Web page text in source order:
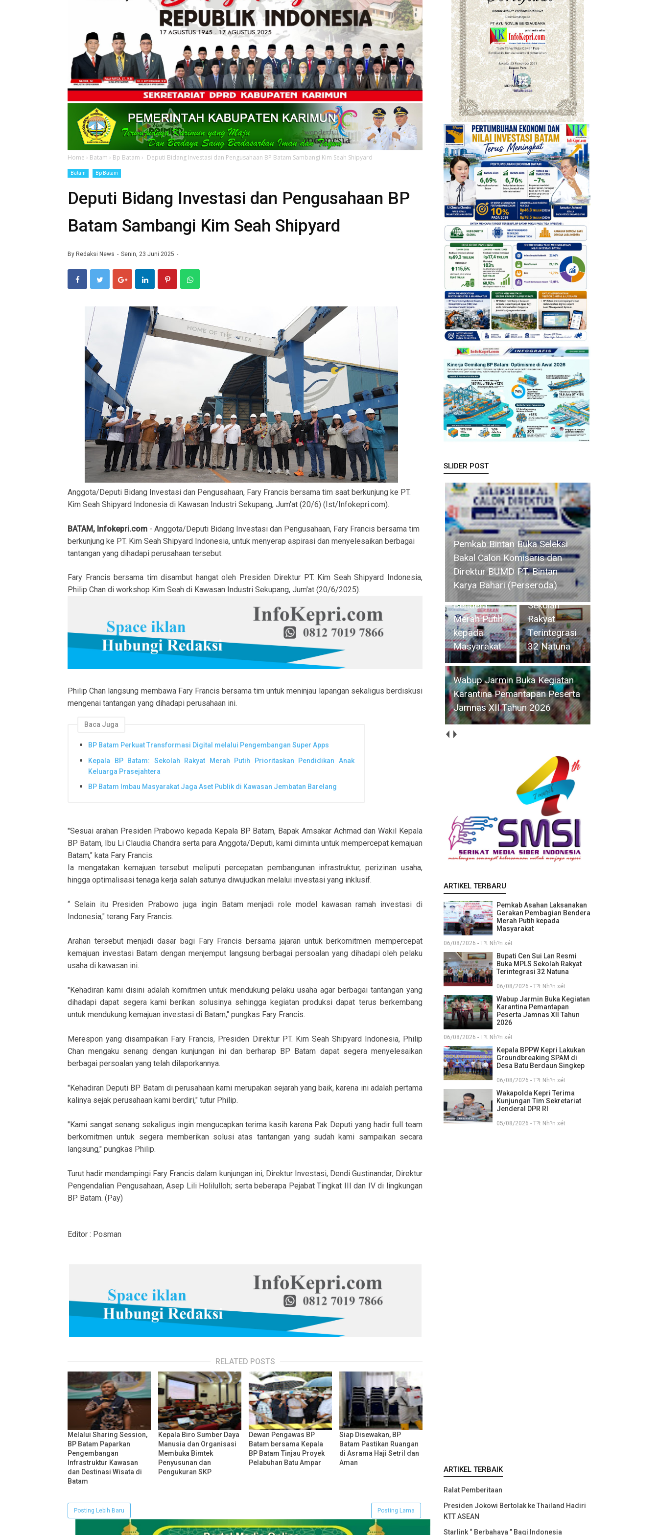
Home › Batam › Bp Batam › Deputi Bidang Investasi dan Pengusahaan BP Batam Sambangi Kim Seah Shipyard
Batam Bp Batam
Deputi Bidang Investasi dan Pengusahaan BP
Batam Sambangi Kim Seah Shipyard
By Redaksi News Senin, 23 Juni 2025
Anggota/Deputi Bidang Investasi dan Pengusahaan, Fary Francis bersama tim saat berkunjung ke PT.
Kim Seah Shipyard Indonesia di Kawasan Industri Sekupang, Jum'at (20/6) (Ist/Infokepri.com).
BATAM, Infokepri.com - Anggota/Deputi Bidang Investasi dan Pengusahaan, Fary Francis bersama tim
berkunjung ke PT. Kim Seah Shipyard Indonesia, untuk menyerap aspirasi dan menyelesaikan berbagai
tantangan yang dihadapi perusahaan tersebut.
Fary Francis bersama tim disambut hangat oleh Presiden Direktur PT. Kim Seah Shipyard Indonesia,
Philip Chan di workshop Kim Seah di Kawasan Industri Sekupang, Jum'at (20/6/2025).
Philip Chan langsung membawa Fary Francis bersama tim untuk meninjau lapangan sekaligus berdiskusi
mengenai tantangan yang dihadapi perusahaan ini.
Baca Juga
BP Batam Perkuat Transformasi Digital melalui Pengembangan Super Apps
Kepala BP Batam: Sekolah Rakyat Merah Putih Prioritaskan Pendidikan Anak
Keluarga Prasejahtera
BP Batam Imbau Masyarakat Jaga Aset Publik di Kawasan Jembatan Barelang
"Sesuai arahan Presiden Prabowo kepada Kepala BP Batam, Bapak Amsakar Achmad dan Wakil Kepala
BP Batam, Ibu Li Claudia Chandra serta para Anggota/Deputi, kami diminta untuk mempercepat kemajuan
Batam," kata Fary Francis.
Ia mengatakan kemajuan tersebut meliputi percepatan pembangunan infrastruktur, perizinan usaha,
hingga optimalisasi tenaga kerja salah satunya diwujudkan melalui investasi yang inklusif.
“ Selain itu Presiden Prabowo juga ingin Batam menjadi role model kawasan ramah investasi di
Indonesia," terang Fary Francis.
Arahan tersebut menjadi dasar bagi Fary Francis bersama jajaran untuk berkomitmen mempercepat
kemajuan investasi Batam dengan menjemput langsung berbagai persoalan yang dihadapi oleh pelaku
usaha di kawasan ini.
"Kehadiran kami disini adalah komitmen untuk mendukung pelaku usaha agar berbagai tantangan yang
dihadapi dapat segera kami berikan solusinya sehingga kegiatan produksi dapat terus berkembang
untuk mendukung kemajuan investasi di Batam," pungkas Fary Francis.
Merespon yang disampaikan Fary Francis, Presiden Direktur PT. Kim Seah Shipyard Indonesia, Philip
Chan mengaku senang dengan kunjungan ini dan berharap BP Batam dapat segera menyelesaikan
berbagai persoalan yang telah dilaporkannya.
"Kehadiran Deputi BP Batam di perusahaan kami merupakan sejarah yang baik, karena ini adalah pertama
kalinya sejak perusahaan kami berdiri," tutur Philip.
"Kami sangat senang sekaligus ingin mengucapkan terima kasih karena Pak Deputi yang hadir full team
berkomitmen untuk segera memberikan solusi atas tantangan yang sudah kami sampaikan secara
langsung," pungkas Philip.
Turut hadir mendampingi Fary Francis dalam kunjungan ini, Direktur Investasi, Dendi Gustinandar; Direktur
Pengendalian Pengusahaan, Asep Lili Holilulloh; serta beberapa Pejabat Tingkat III dan IV di lingkungan
BP Batam. (Pay)
Editor : Posman
RELATED POSTS
Melalui Sharing Session,
BP Batam Paparkan
Pengembangan
Infrastruktur Kawasan
dan Destinasi Wisata di
Batam
Kepala Biro Sumber Daya
Manusia dan Organisasi
Membuka Bimtek
Penyusunan dan
Pengukuran SKP
Dewan Pengawas BP
Batam bersama Kepala
BP Batam Tinjau Proyek
Pelabuhan Batu Ampar
Siap Disewakan, BP
Batam Pastikan Ruangan
di Asrama Haji Setril dan
Aman
Posting Lebih Baru Posting Lama
SLIDER POST
Pemkab Asahan Laksanakan
Gerakan Pembagian Bendera
Merah Putih kepada
Masyarakat
Bupati Cen
Sui Lan
Resmi Buka
MPLS
Sekolah
Rakyat
Terintegrasi
32 Natuna
Wabup
Jarmin Buka
Kegiatan
Karantina
Pemantapan
Peserta
Jamnas XII
Tahun 2026
Kepala BPPW Kepri Lakukan
Groundbreaking SPAM di Desa
Batu Berdaun Singkep
ARTIKEL TERBARU
Pemkab Asahan Laksanakan
Gerakan Pembagian Bendera
Merah Putih kepada
Masyarakat
06/08/2026 - T?t Nh?n xét
Bupati Cen Sui Lan Resmi
Buka MPLS Sekolah Rakyat
Terintegrasi 32 Natuna
06/08/2026 - T?t Nh?n xét
Wabup Jarmin Buka Kegiatan
Karantina Pemantapan
Peserta Jamnas XII Tahun
2026
06/08/2026 - T?t Nh?n xét
Kepala BPPW Kepri Lakukan
Groundbreaking SPAM di
Desa Batu Berdaun Singkep
06/08/2026 - T?t Nh?n xét
Wakapolda Kepri Terima
Kunjungan Tim Sekretariat
Jenderal DPR RI
05/08/2026 - T?t Nh?n xét
ARTIKEL TERBAIK
Ralat Pemberitaan
Presiden Jokowi Bertolak ke Thailand Hadiri
KTT ASEAN
Starlink “ Berbahaya ” Bagi Indonesia